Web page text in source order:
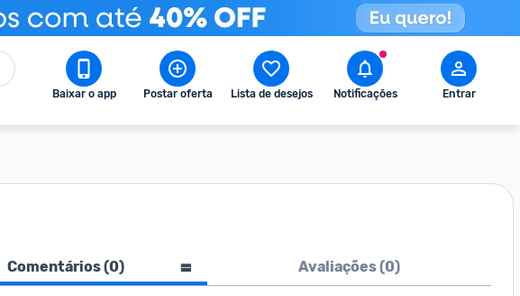
Baixar o app Postar oferta Lista de desejos Notificações Entrar
Comentários (0) Avaliações (0)